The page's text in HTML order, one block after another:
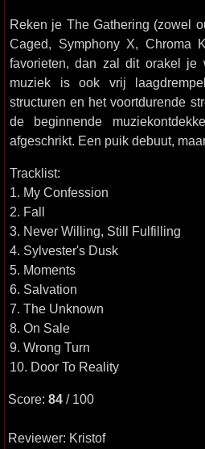
Reken je The Gathering (zowel
Caged, Symphony X, Chroma
favorieten, dan zal dit orakel je
muziek is ook vrij
structuren en het voortdurende
de beginnende
afgeschrikt. Een puik debuut,
Tracklist:
1. My Confession
2. Fall
3. Never Willing, Still Fulfilling
4. Sylvester's Dusk
5. Moments
6. Salvation
7. The Unknown
8. On Sale
9. Wrong Turn
10. Door To Reality
Score: 84 / 100
Reviewer: Kristof